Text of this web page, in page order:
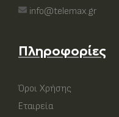
info@telemax.gr
Πληροφορίες
Όροι Χρήσης
Εταιρεία